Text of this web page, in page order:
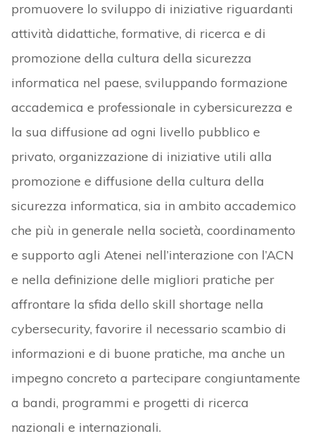
promuovere lo sviluppo di iniziative riguardanti
attività didattiche, formative, di ricerca e di
promozione della cultura della sicurezza
informatica nel paese, sviluppando formazione
accademica e professionale in cybersicurezza e
la sua diffusione ad ogni livello pubblico e
privato, organizzazione di iniziative utili alla
promozione e diffusione della cultura della
sicurezza informatica, sia in ambito accademico
che più in generale nella società, coordinamento
e supporto agli Atenei nell’interazione con l’ACN
e nella definizione delle migliori pratiche per
affrontare la sfida dello skill shortage nella
cybersecurity, favorire il necessario scambio di
informazioni e di buone pratiche, ma anche un
impegno concreto a partecipare congiuntamente
a bandi, programmi e progetti di ricerca
nazionali e internazionali.